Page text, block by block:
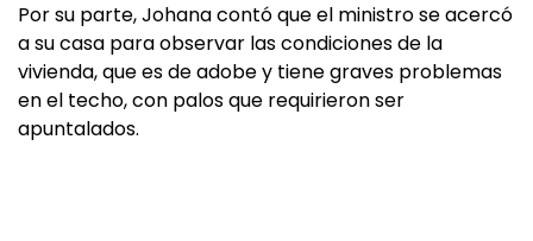
Por su parte, Johana contó que el ministro se acercó
a su casa para observar las condiciones de la
vivienda, que es de adobe y tiene graves problemas
en el techo, con palos que requirieron ser
apuntalados.